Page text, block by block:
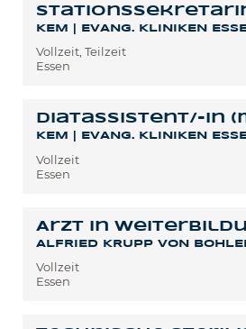
Vollzeit, Teilzeit
Essen
Vollzeit
Essen
Vollzeit
Essen